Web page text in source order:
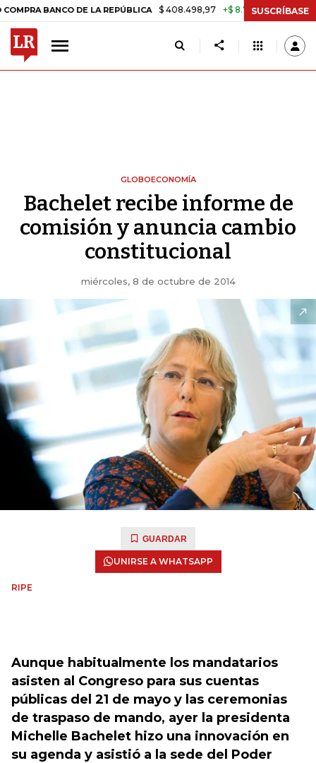
DE LA REPÚBLICA $ 408.498,97 +$ 8.753,81 +2,19% TASA
SUSCRÍBASE
GLOBOECONOMÍA
Bachelet recibe informe de
comisión y anuncia cambio
constitucional
miércoles, 8 de octubre de 2014
GUARDAR
UNIRSE A WHATSAPP
RIPE
Aunque habitualmente los mandatarios
asisten al Congreso para sus cuentas
públicas del 21 de mayo y las ceremonias
de traspaso de mando, ayer la presidenta
Michelle Bachelet hizo una innovación en
su agenda y asistió a la sede del Poder